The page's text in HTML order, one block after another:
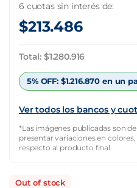
precio
original
era:
$3.659.761.
precio
actual
es:
$1.280.916.
6 cuotas sin interés de:
$213.486
Total: $1.280.916
5% OFF: $1.216.870 en un
Ver todos los bancos y
*Las imágenes publicadas son
presentar variaciones en
respecto al producto final.
Out of stock